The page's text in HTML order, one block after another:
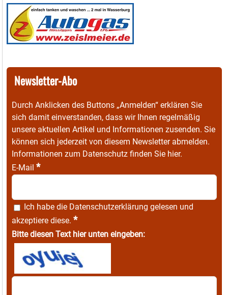
Newsletter-Abo
Durch Anklicken des Buttons „Anmelden“ erklären Sie
sich damit einverstanden, dass wir Ihnen regelmäßig
unsere aktuellen Artikel und Informationen zusenden. Sie
können sich jederzeit von diesem Newsletter abmelden.
Informationen zum Datenschutz finden Sie hier.
E-Mail *
Ich habe die Datenschutzerklärung gelesen und
akzeptiere diese. *
Bitte diesen Text hier unten eingeben: